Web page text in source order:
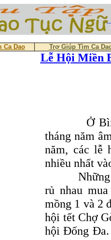
Ca Dao Trợ Giúp Tìm Ca
Lễ Hội Miền
Ở
tháng năm
năm, các lễ
nhiều nhất
Những
rủ nhau
mồng 1 và 2
hội tết Chợ
hội Ðống Ða.